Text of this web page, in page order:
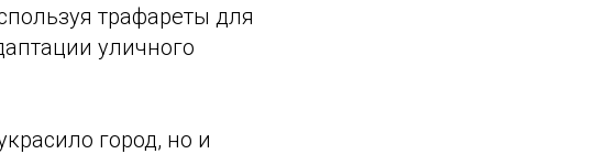
трафареты для
уличного
город, но и